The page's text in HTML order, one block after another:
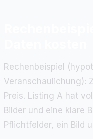
Rechenbeispiel
Veranschaulichung):
Preis. Listing A hat
Bilder und eine klare
Pflichtfelder, ein Bild